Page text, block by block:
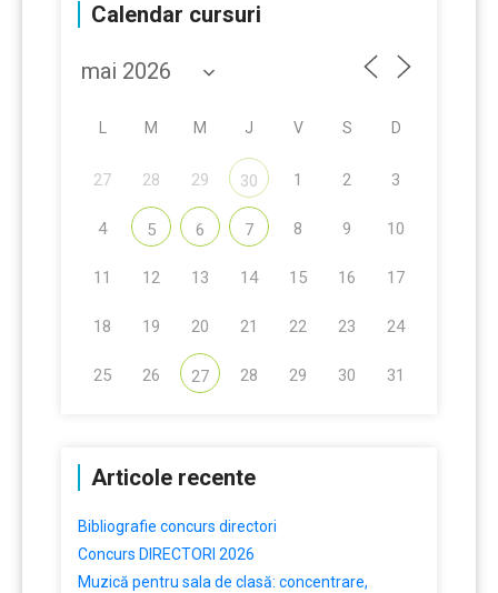
Calendar cursuri
M M J V S D
27 28 29 30 1 2 3
4 5 6 7 8 9 10
11 12 13 14 15 16 17
18 19 20 21 22 23 24
25 26 27 28 29 30 31
Articole recente
Bibliografie concurs directori
Concurs DIRECTORI 2026
Muzică pentru sala de clasă: concentrare,